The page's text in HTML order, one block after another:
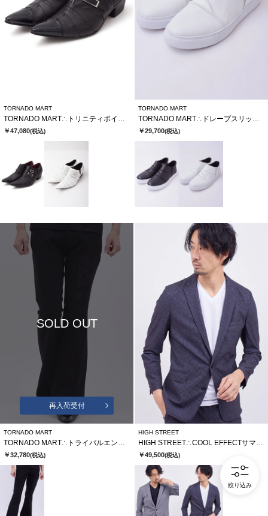
TORNADO MART
TORNADO MART∴トリニティポインテッドシューズ
￥47,080(税込)
TORNADO MART
TORNADO MART∴ドレープスリッポンシューズ
￥29,700(税込)
SOLD OUT
再入荷受付
TORNADO MART
TORNADO MART∴トライバルエンブロイダリーベルボトム
￥32,780(税込)
HIGH STREET
HIGH STREET∴COOL EFFECTサマーツイードプリントジャケット
￥49,500(税込)
絞り込み